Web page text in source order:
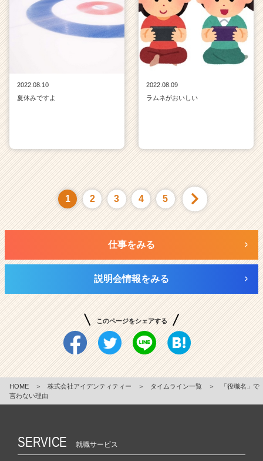
2022.08.10
夏休みですよ
2022.08.09
ラムネがおいしい
1 2 3 4 5
仕事をみる
説明会情報をみる
このページをシェアする
HOME ＞ 株式会社アイデンティティー ＞ タイムライン一覧 ＞
「役職名」で
言わない理由
SERVICE 就職サービス